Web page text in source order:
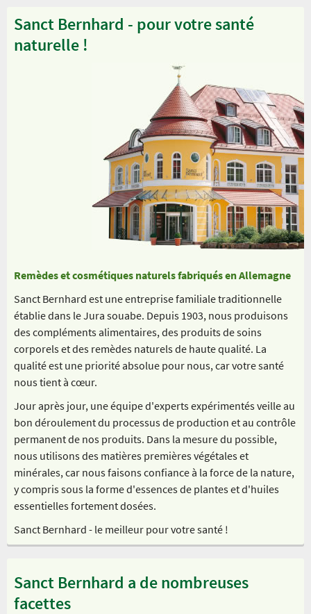
Sanct Bernhard - pour votre santé
naturelle !
Remèdes et cosmétiques naturels fabriqués en Allemagne
Sanct Bernhard est une entreprise familiale traditionnelle
établie dans le Jura souabe. Depuis 1903, nous produisons
des compléments alimentaires, des produits de soins
corporels et des remèdes naturels de haute qualité. La
qualité est une priorité absolue pour nous, car votre santé
nous tient à cœur.
Jour après jour, une équipe d'experts expérimentés veille au
bon déroulement du processus de production et au contrôle
permanent de nos produits. Dans la mesure du possible,
nous utilisons des matières premières végétales et
minérales, car nous faisons confiance à la force de la nature,
y compris sous la forme d'essences de plantes et d'huiles
essentielles fortement dosées.
Sanct Bernhard - le meilleur pour votre santé !
Sanct Bernhard a de nombreuses
facettes